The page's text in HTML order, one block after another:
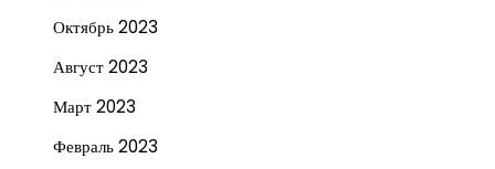
Октябрь 2023
Август 2023
Март 2023
Февраль 2023